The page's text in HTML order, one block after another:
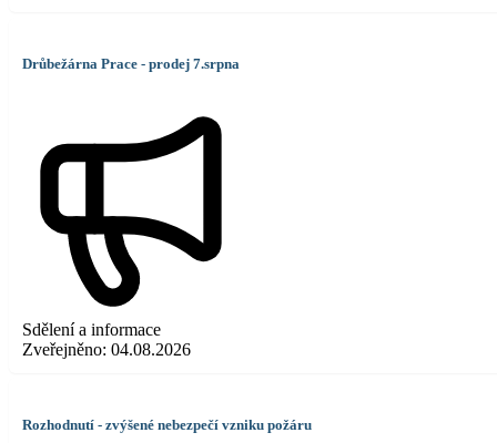
Drůbežárna Prace - prodej 7.srpna
Sdělení a informace
Zveřejněno: 04.08.2026
Rozhodnutí - zvýšené nebezpečí vzniku požáru